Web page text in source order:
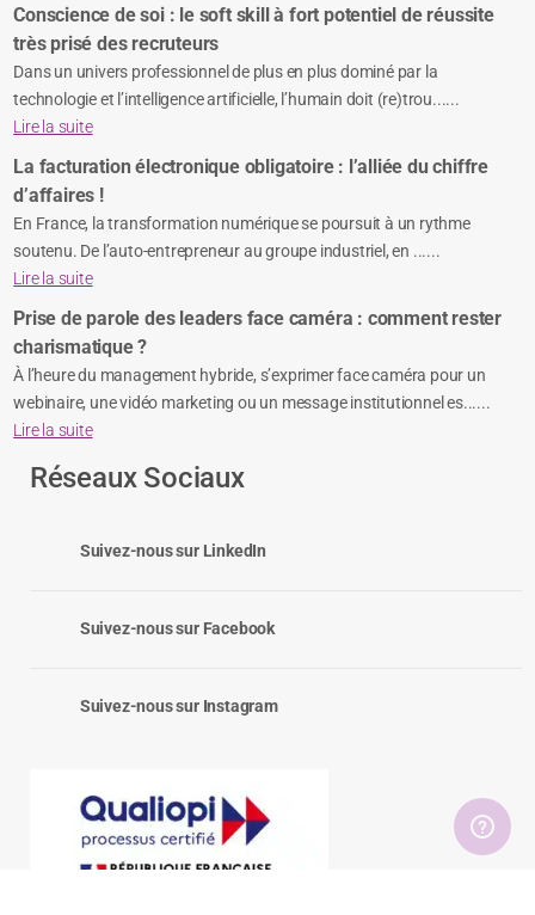
Conscience de soi : le soft skill à fort potentiel de réussite
très prisé des recruteurs
Dans un univers professionnel de plus en plus dominé par la
technologie et l’intelligence artificielle, l’humain doit (re)trou......
Lire la suite
La facturation électronique obligatoire : l’alliée du chiffre
d’affaires !
En France, la transformation numérique se poursuit à un rythme
soutenu. De l’auto-entrepreneur au groupe industriel, en ......
Lire la suite
Prise de parole des leaders face caméra : comment rester
charismatique ?
À l’heure du management hybride, s’exprimer face caméra pour un
webinaire, une vidéo marketing ou un message institutionnel es......
Lire la suite
Réseaux Sociaux
Suivez-nous sur LinkedIn
Suivez-nous sur Facebook
Suivez-nous sur Instagram